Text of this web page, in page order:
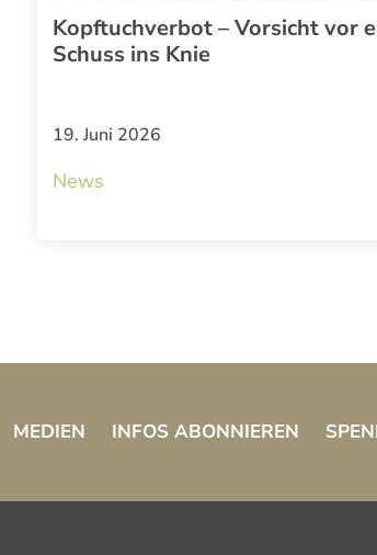
Kopftuchverbot – Vorsicht vor
Schuss ins Knie
19. Juni 2026
News
MEDIEN INFOS ABONNIEREN